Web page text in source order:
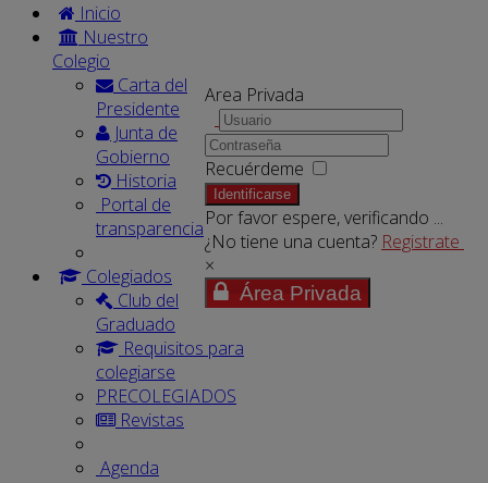
Area Privada
Recuérdeme
Identificarse
Por favor espere, verificando ...
¿No tiene una cuenta? Registrate
×
Área Privada
Inicio
Nuestro
Colegio
Carta del
Presidente
Junta de
Gobierno
Historia
Portal de
transparencia
Colegiados
Club del
Graduado
Requisitos para
colegiarse
PRECOLEGIADOS
Revistas
Agenda